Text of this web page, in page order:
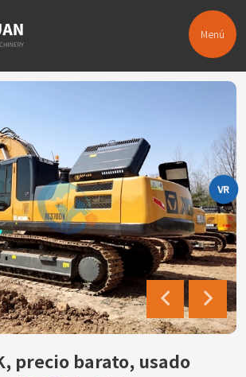
Menú
precio barato, usado
VR